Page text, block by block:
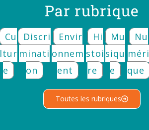
Par rubrique
Cu
Ltur
E
Discri
Minati
On
Envir
Onnem
Ent
Hi
Stoi
Re
Mu
Siqu
E
Nu
Méri
Que
Toutes les rubriques